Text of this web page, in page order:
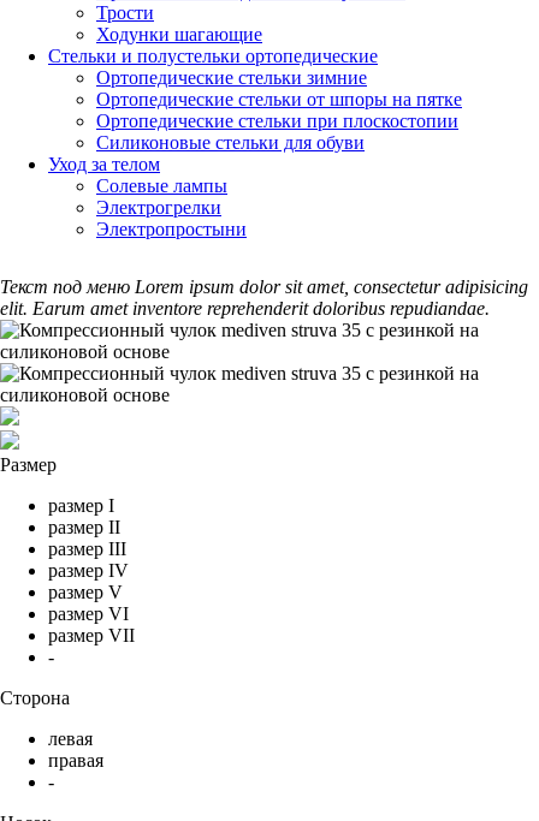
Трости
Ходунки шагающие
Стельки и полустельки ортопедические
Ортопедические стельки зимние
Ортопедические стельки от шпоры на пятке
Ортопедические стельки при плоскостопии
Силиконовые стельки для обуви
Уход за телом
Солевые лампы
Электрогрелки
Электропростыни
Текст под меню Lorem ipsum dolor sit amet, consectetur adipisicing
elit. Earum amet inventore reprehenderit doloribus repudiandae.
Размер
размер I
размер II
размер III
размер IV
размер V
размер VI
размер VII
-
Сторона
левая
правая
-